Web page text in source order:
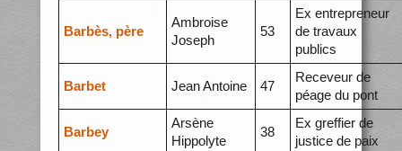
Barbès, père
Ambroise
Joseph
53
Ex entrepreneur
de travaux
publics
Barbet Jean Antoine 47
Receveur de
péage du pont
Barbey
Arsène
Hippolyte
38
Ex greffier de
justice de paix